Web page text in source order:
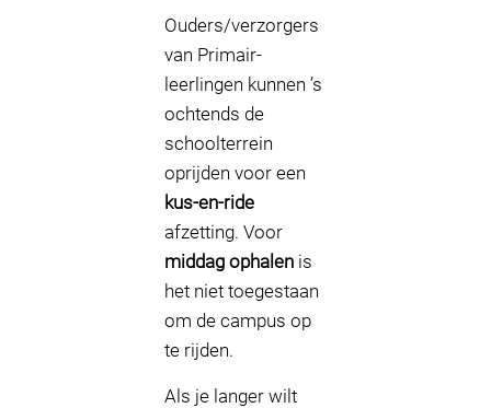
Ouders/verzorgers
van Primair-
leerlingen kunnen ’s
ochtends de
schoolterrein
oprijden voor een
kus-en-ride
afzetting. Voor
middag ophalen is
het niet toegestaan
om de campus op
te rijden.
Als je langer wilt